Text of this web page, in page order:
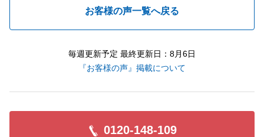
お客様の声一覧へ戻る
毎週更新予定 最終更新日：8月6日
『お客様の声』掲載について
0120-148-109